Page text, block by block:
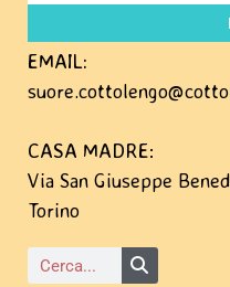
EMAIL:
CASA MADRE:
Via San Giuseppe
Torino